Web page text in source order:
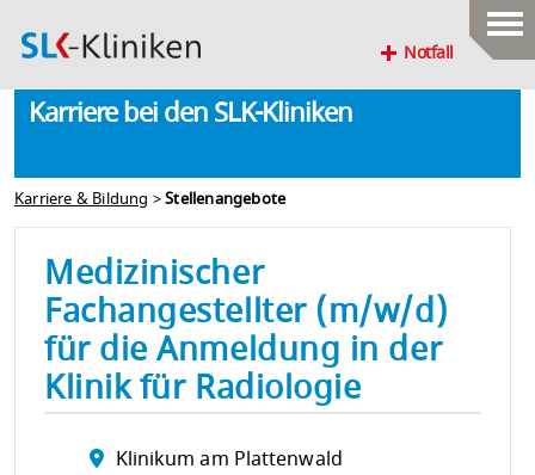
Notfall
Karriere bei den SLK-Kliniken
Karriere & Bildung >Stellenangebote
Medizinischer
Fachangestellter (m/w/d)
für die Anmeldung in der
Klinik für Radiologie
Klinikum am Plattenwald